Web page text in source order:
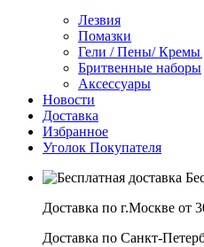
Лезвия
Помазки
Гели / Пены/ Кремы
Бритвенные наборы
Аксессуары
Новости
Доставка
Избранное
Уголок Покупателя
Доставка по г.Москве от
Доставка по Санкт-